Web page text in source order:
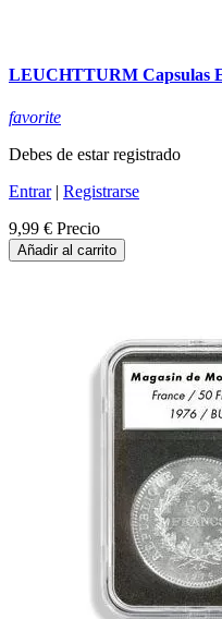
LEUCHTTURM Capsulas
favorite
Debes de estar registrado
Entrar| Registrarse
9,99 € Precio
Añadir al carrito